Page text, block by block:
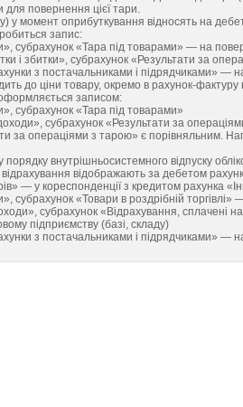
повернення цієї тари.
у момент оприбуткування відносять на
запис:
субрахунок «Тара під товарами» — на
і збитки», субрахунок «Результати за
з постачальниками і підрядчиками» —
до ціни товару, окремо в рахунок-
записом:
субрахунок «Тара під товарами»
субрахунок «Результати за
за операціями з тарою» є порівняльним.
внутрішньосистемного відпуску
відображають за дебетом
— у кореспонденції з кредитом рахунка
субрахунок «Товари в роздрібній
субрахунок «Відрахування, сплачені
підприємству (базі, складу)
з постачальниками і підрядчиками» —